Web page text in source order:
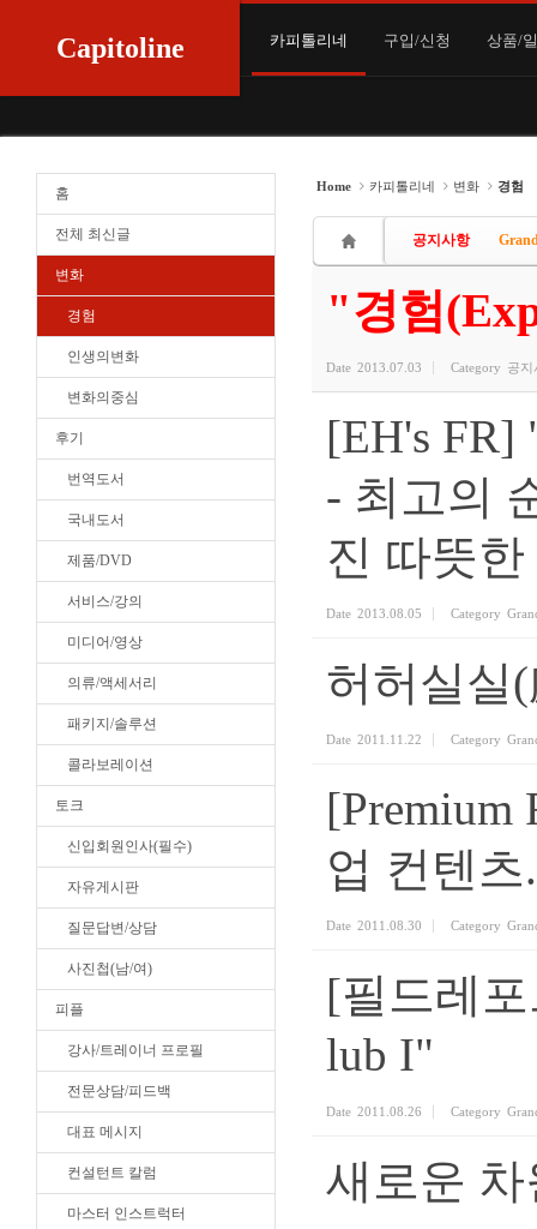
Capitoline 카피톨리네 구입/신청 상품/
홈
전체 최신글
변화
경험
인생의변화
변화의중심
후기
번역도서
국내도서
제품/DVD
서비스/강의
미디어/영상
의류/액세서리
패키지/솔루션
콜라보레이션
토크
신입회원인사(필수)
자유게시판
질문답변/상담
사진첩(남/여)
피플
강사/트레이너 프로필
전문상담/피드백
대표 메시지
컨설턴트 칼럼
마스터 인스트럭터
Home 카피톨리네 변화 경험
공지사항
"경험
Date 2013.07.03 Category 공지
[EH's
- 최고의
진 따뜻
Date 2013.08.05 Category
허허실실
Date 2011.11.22 Category
업 컨텐츠.
Date 2011.08.30 Category
[필드레
lub I"
Date 2011.08.26 Category
새로운